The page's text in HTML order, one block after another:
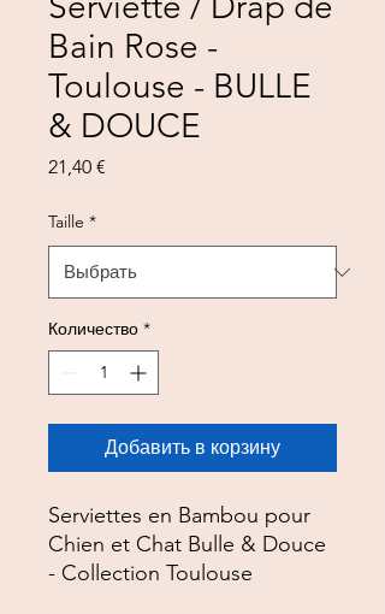
Bain Rose -
Toulouse - BULLE
& DOUCE
21,40 €
Taille *
Количество *
Добавить в корзину
Serviettes en Bambou pour
Chien et Chat Bulle & Douce
- Collection Toulouse